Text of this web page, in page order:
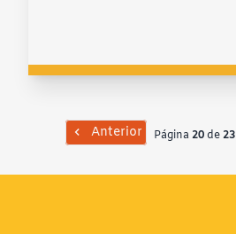
Anterior Página 20 de23